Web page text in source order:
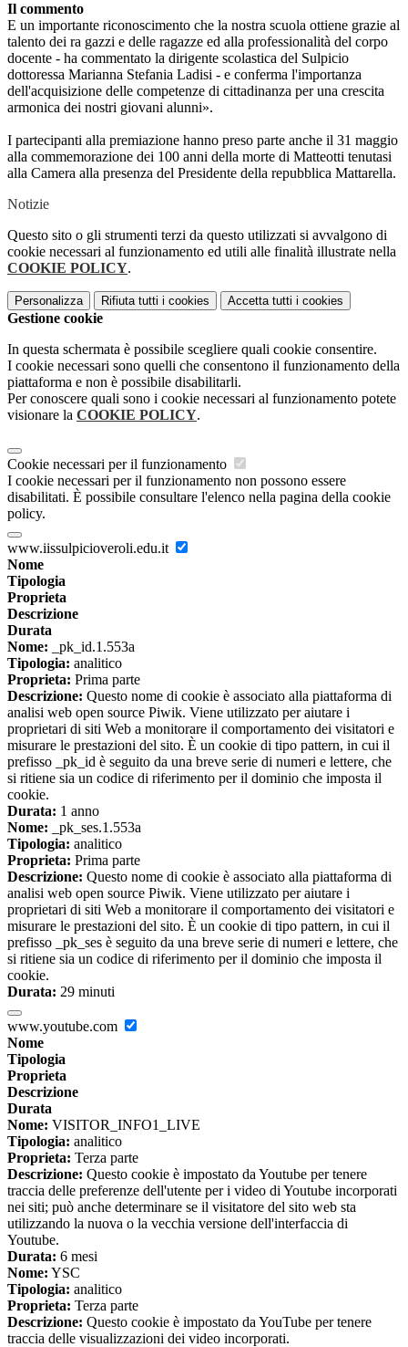
Il commento
E un importante riconoscimento che la nostra scuola ottiene grazie al
talento dei ra gazzi e delle ragazze ed alla professionalità del corpo
docente - ha commentato la dirigente scolastica del Sulpicio
dottoressa Marianna Stefania Ladisi - e conferma l'importanza
dell'acquisizione delle competenze di cittadinanza peruna crescita
armonica dei nostri giovani alunni».
I partecipanti alla premiazione hanno preso parte anche il 31 maggio
alla commemorazione dei 100 anni della morte di Matteotti tenutasi
alla Camera alla presenza del Presidente della repubblica Mattarella.
Notizie
Questo sito o gli strumenti terzi da questo utilizzati si avvalgono di
cookie necessari al funzionamento ed utili alle finalità illustrate nella
COOKIE POLICY.
Personalizza Rifiuta tutti i cookies Accetta tutti i cookies
Gestione cookie
In questa schermata è possibile scegliere quali cookie consentire.
I cookie necessari sono quelli che consentono il funzionamento della
piattaforma e non è possibile disabilitarli.
Per conoscere quali sono i cookie necessari al funzionamento potete
visionare la COOKIE POLICY.
Cookie necessari per il funzionamento
I cookie necessari per il funzionamento non possono essere
disabilitati. È possibile consultare l'elenco nella pagina della cookie
policy.
www.iissulpicioveroli.edu.it
Nome
Tipologia
Proprieta
Descrizione
Durata
Nome: _pk_id.1.553a
Tipologia: analitico
Proprieta: Prima parte
Descrizione: Questo nome di cookie è associato alla piattaforma di
analisi web open source Piwik. Viene utilizzato per aiutare i
proprietari di siti Web a monitorare il comportamento dei visitatori e
misurare le prestazioni del sito. È un cookie di tipo pattern, in cui il
prefisso _pk_id è seguito da una breve serie di numeri e lettere, che
si ritiene sia un codice di riferimento per il dominio che imposta il
cookie.
Durata: 1 anno
Nome: _pk_ses.1.553a
Tipologia: analitico
Proprieta: Prima parte
Descrizione: Questo nome di cookie è associato alla piattaforma di
analisi web open source Piwik. Viene utilizzato per aiutare i
proprietari di siti Web a monitorare il comportamento dei visitatori e
misurare le prestazioni del sito. È un cookie di tipo pattern, in cui il
prefisso _pk_ses è seguito da una breve serie di numeri e lettere, che
si ritiene sia un codice di riferimento per il dominio che imposta il
cookie.
Durata: 29 minuti
www.youtube.com
Nome
Tipologia
Proprieta
Descrizione
Durata
Nome: VISITOR_INFO1_LIVE
Tipologia: analitico
Proprieta: Terza parte
Descrizione: Questo cookie è impostato da Youtube per tenere
traccia delle preferenze dell'utente per i video di Youtube incorporati
nei siti; può anche determinare se il visitatore del sito web sta
utilizzando la nuova o la vecchia versione dell'interfaccia di
Youtube.
Durata: 6 mesi
Nome: YSC
Tipologia: analitico
Proprieta: Terza parte
Descrizione: Questo cookie è impostato da YouTube per tenere
traccia delle visualizzazioni dei video incorporati.